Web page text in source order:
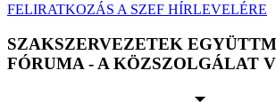
FELIRATKOZÁS A SZEF HÍRLEVELÉRE
SZAKSZERVEZETEK
FÓRUMA - A KÖZSZOLGÁLAT